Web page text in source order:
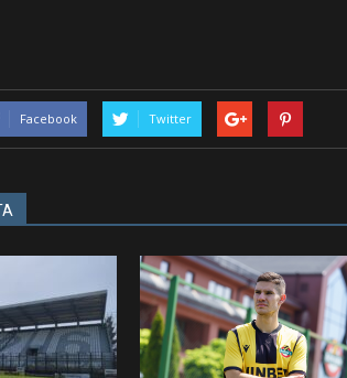
Facebook Twitter